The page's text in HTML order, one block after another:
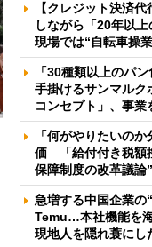
【クレジット決済
しながら「20年以
現場では“自転車操
「30種類以上のパ
手掛けるサンマル
コンセプト」、事
「何がやりたいの
価 「給付付き税額
保障制度の改革議論
急増する中国企業
Temu…本社機能を
現地人を隠れ蓑にし